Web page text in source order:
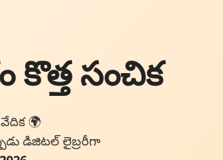
కొత్త సంచిక
🌍
డిజిటల్ లైబ్రరీగా